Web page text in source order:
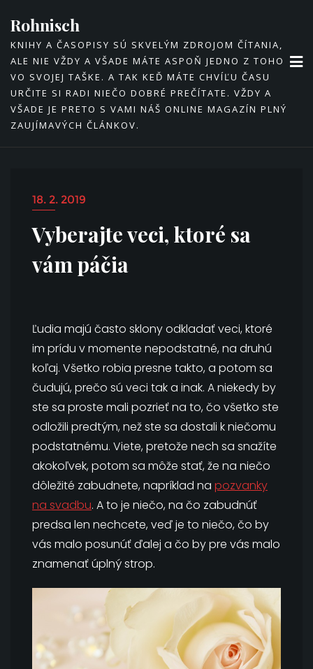
to
content
Rohnisch
KNIHY A ČASOPISY SÚ SKVELÝM ZDROJOM ČÍTANIA,
ALE NIE VŽDY A VŠADE MÁTE ASPOŇ JEDNO Z TOHO
VO SVOJEJ TAŠKE. A TAK KEĎ MÁTE CHVÍĽU ČASU
URČITE SI RADI NIEČO DOBRÉ PREČÍTATE. VŽDY A
VŠADE JE PRETO S VAMI NÁŠ ONLINE MAGAZÍN PLNÝ
ZAUJÍMAVÝCH ČLÁNKOV.
18. 2. 2019
Vyberajte veci, ktoré sa
vám páčia
Ľudia majú často sklony odkladať veci, ktoré
im prídu v momente nepodstatné, na druhú
koľaj. Všetko robia presne takto, a potom sa
čudujú, prečo sú veci tak a inak. A niekedy by
ste sa proste mali pozrieť na to, čo všetko ste
odložili predtým, než ste sa dostali k niečomu
podstatnému. Viete, pretože nech sa snažíte
akokoľvek, potom sa môže stať, že na niečo
dôležité zabudnete, napríklad na pozvanky
na svadbu. A to je niečo, na čo zabudnúť
predsa len nechcete, veď je to niečo, čo by
vás malo posunúť ďalej a čo by pre vás malo
znamenať úplný strop.